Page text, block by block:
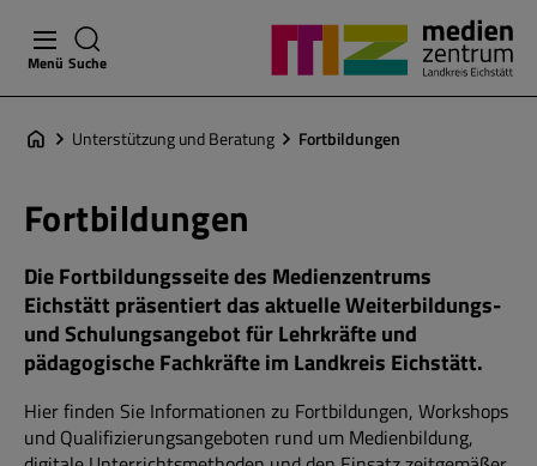
Menü Suche
Fortbildungen
Unterstützung und Beratung
Fortbildungen
Die Fortbildungsseite des Medienzentrums
Eichstätt präsentiert das aktuelle Weiterbildungs-
und Schulungsangebot für Lehrkräfte und
pädagogische Fachkräfte im Landkreis Eichstätt.
Hier finden Sie Informationen zu Fortbildungen, Workshops
und Qualifizierungsangeboten rund um Medienbildung,